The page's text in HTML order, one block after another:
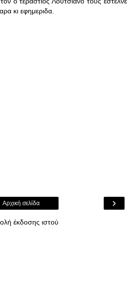
κι εφημεριδα.
›
Αρχική σελίδα
έκδοσης ιστού